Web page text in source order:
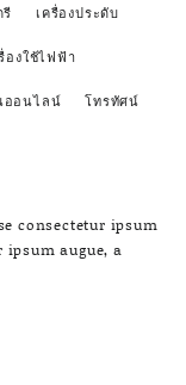
เครื่องประดับ
องใช้ไฟฟ้า
ออนไลน์ โทรทัศน์
consectetur ipsum
ipsum augue, a